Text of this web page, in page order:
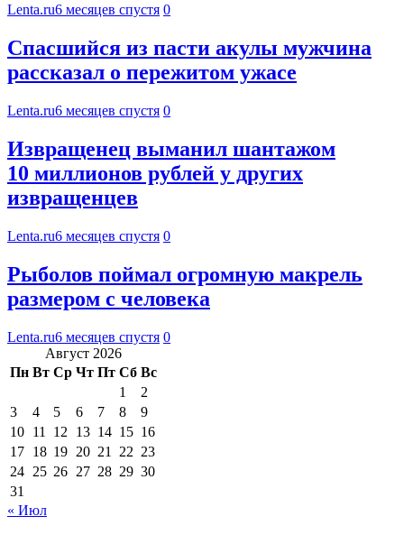
Lenta.ru6 месяцев спустя 0
Спасшийся из пасти акулы мужчина
рассказал о пережитом ужасе
Lenta.ru6 месяцев спустя 0
Извращенец выманил шантажом
10 миллионов рублей у других
извращенцев
Lenta.ru6 месяцев спустя 0
Рыболов поймал огромную макрель
размером с человека
Lenta.ru6 месяцев спустя 0
Август 2026
Пн Вт Ср Чт Пт Сб Вс
1
2
3
4 5 6 7 8
9
10 11 12 13 14 15 16
17 18 19 20 21 22 23
24 25 26 27 28 29 30
31
« Июл